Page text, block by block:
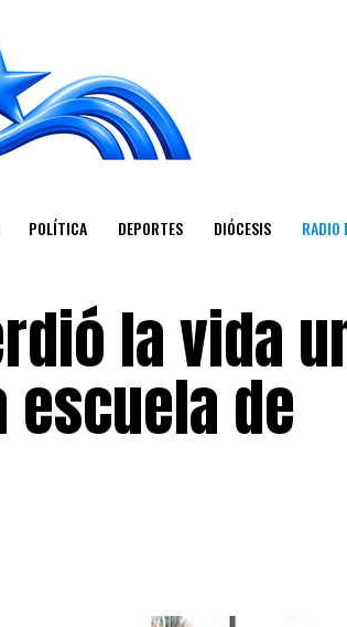
POLÍTICA DEPORTES DIÓCESIS RADIO
la vida
de